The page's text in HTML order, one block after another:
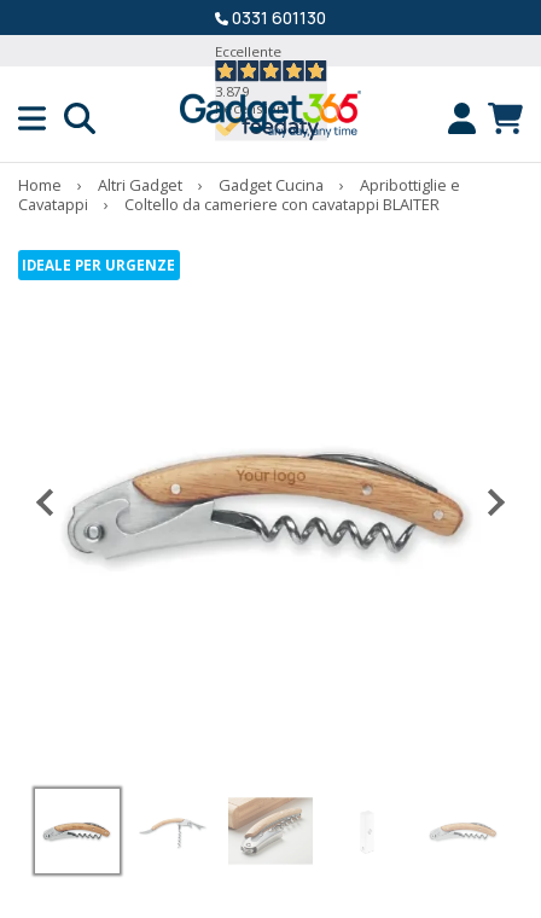
0331 601130
Eccellente
3.879
Recensioni
Home › Altri Gadget › Gadget Cucina ›
Apribottiglie e
Cavatappi
› Coltello da cameriere con cavatappi BLAITER
IDEALE PER URGENZE